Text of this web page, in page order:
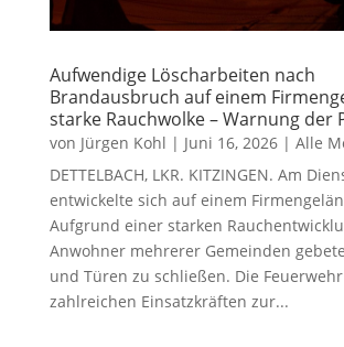
Aufwendige Löscharbeiten nach
Brandausbruch auf einem
starke Rauchwolke – Warnung der
von Jürgen Kohl | Juni 16, 2026| Alle
DETTELBACH, LKR. KITZINGEN. Am
entwickelte sich auf einem
Aufgrund einer starken
Anwohner mehrerer Gemeinden
und Türen zu schließen. Die
zahlreichen Einsatzkräften zur...